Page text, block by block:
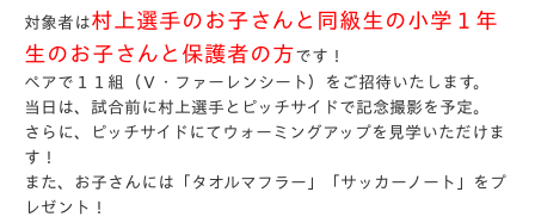
対象者は村上選手のお子さんと同級生の小学１年
生のお子さんと保護者の方です！
ペアで１１組（Ｖ・ファーレンシート）をご招待いたします。
当日は、試合前に村上選手とピッチサイドで記念撮影を予定。
さらに、ピッチサイドにてウォーミングアップを見学いただけま
す！
また、お子さんには「タオルマフラー」「サッカーノート」をプ
レゼント！